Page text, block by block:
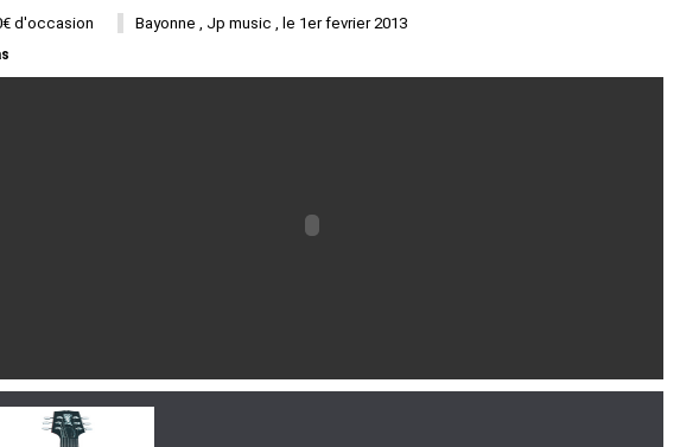
d'occasion Bayonne , Jp music , le 1er fevrier 2013